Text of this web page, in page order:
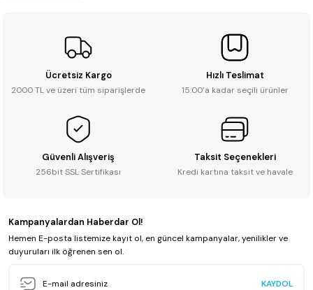
Ücretsiz Kargo
2000 TL ve üzeri tüm siparişlerde
Hızlı Teslimat
15:00’a kadar seçili ürünler
Güvenli Alışveriş
256bit SSL Sertifikası
Taksit Seçenekleri
Kredi kartına taksit ve havale
Kampanyalardan Haberdar Ol!
Hemen E-posta listemize kayıt ol, en güncel kampanyalar, yenilikler ve
duyuruları ilk öğrenen sen ol.
KAYDOL